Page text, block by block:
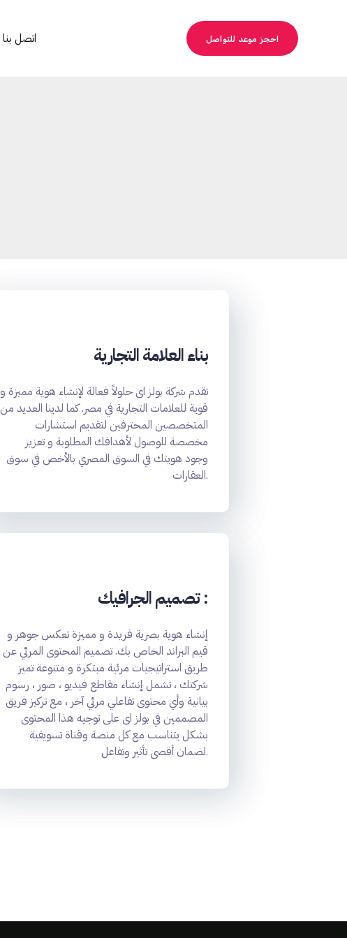
اتصل بنا احجز موعد للتواصل
بناء العلامة التجارية
تقدم شركة بولز اى حلولاً فعالة لإنشاء هوية مميزة و
قوية للعلامات التجارية في مصر. كما لدينا العديد من
المتخصصين المحترفين لتقديم استشارات
مخصصة للوصول لأهدافك المطلوبة و تعزيز
وجود هويتك في السوق المصري بالأخص في سوق
العقارات.
تصميم الجرافيك :
إنشاء هوية بصرية فريدة و مميزة تعكس جوهر و
قيم البراند الخاص بك. تصميم المحتوى المرئي عن
طريق استراتيجيات مرئية مبتكرة و متنوعة تميز
شركتك ، تشمل إنشاء مقاطع فيديو ، صور ، رسوم
بيانية وأي محتوى تفاعلي مرئي آخر ، مع تركيز فريق
المصممين في بولز اى على توجيه هذا المحتوى
بشكل يتناسب مع كل منصة وقناة تسويقية
لضمان أقصى تأثير وتفاعل.